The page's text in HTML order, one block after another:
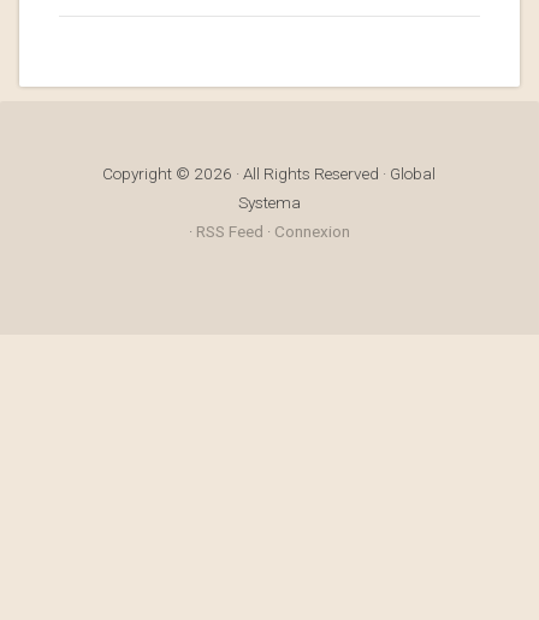
Copyright © 2026 · All Rights Reserved · Global
Systema
· RSS Feed · Connexion